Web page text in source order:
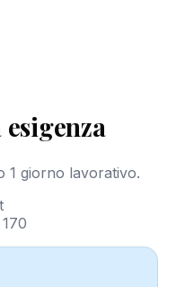
1 giorno lavorativo.